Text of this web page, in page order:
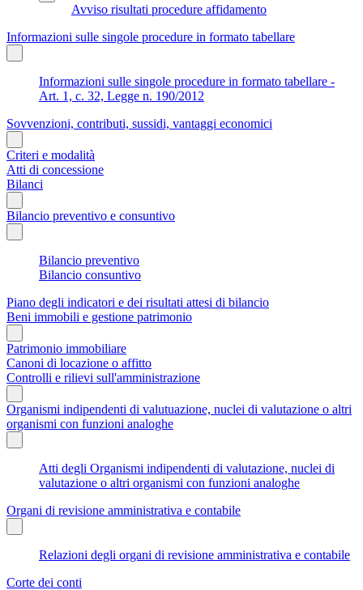
Avviso risultati procedure affidamento
Informazioni sulle singole procedure in formato tabellare
Informazioni sulle singole procedure in formato tabellare -
Art. 1, c. 32, Legge n. 190/2012
Sovvenzioni, contributi, sussidi, vantaggi economici
Criteri e modalità
Atti di concessione
Bilanci
Bilancio preventivo e consuntivo
Bilancio preventivo
Bilancio consuntivo
Piano degli indicatori e dei risultati attesi di bilancio
Beni immobili e gestione patrimonio
Patrimonio immobiliare
Canoni di locazione o affitto
Controlli e rilievi sull'amministrazione
Organismi indipendenti di valutuazione, nuclei di valutazione o altri
organismi con funzioni analoghe
Atti degli Organismi indipendenti di valutazione, nuclei di
valutazione o altri organismi con funzioni analoghe
Organi di revisione amministrativa e contabile
Relazioni degli organi di revisione amministrativa e contabile
Corte dei conti